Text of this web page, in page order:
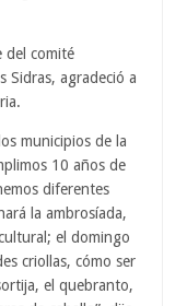
del comité
Sidras, agradeció a
municipios de la
10 años de
diferentes
la ambrosíada,
el domingo
criollas, cómo ser
el quebranto,